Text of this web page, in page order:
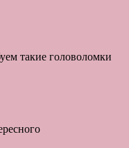
такие головоломки